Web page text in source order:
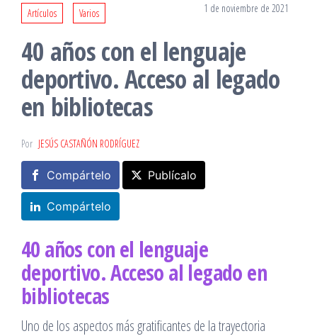
Artículos Varios 1 de noviembre de 2021
40 años con el lenguaje
deportivo. Acceso al legado
en bibliotecas
Por JESÚS CASTAÑÓN RODRÍGUEZ
Compártelo Publícalo
Compártelo
40 años con el lenguaje
deportivo. Acceso al legado en
bibliotecas
Uno de los aspectos más gratificantes de la trayectoria